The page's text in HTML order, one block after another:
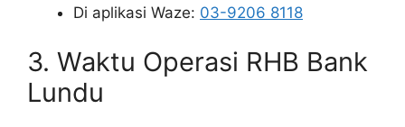
Di aplikasi Waze: 03-9206 8118
3. Waktu Operasi RHB Bank
Lundu